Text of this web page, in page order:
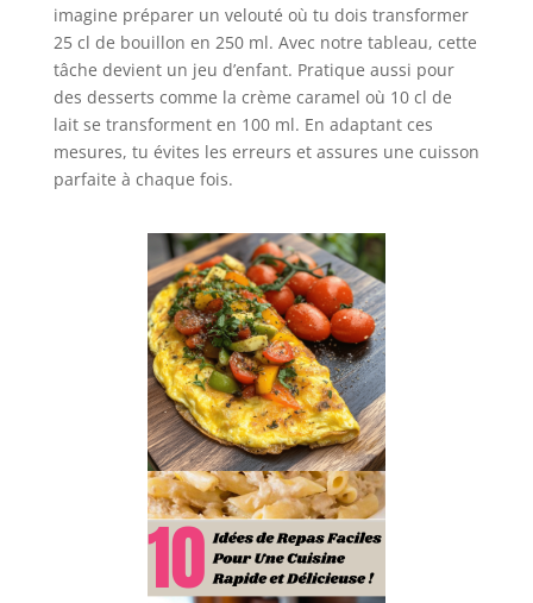
imagine préparer un velouté où tu dois transformer
25 cl de bouillon en 250 ml. Avec notre tableau, cette
tâche devient un jeu d’enfant. Pratique aussi pour
des desserts comme la crème caramel où 10 cl de
lait se transforment en 100 ml. En adaptant ces
mesures, tu évites les erreurs et assures une cuisson
parfaite à chaque fois.